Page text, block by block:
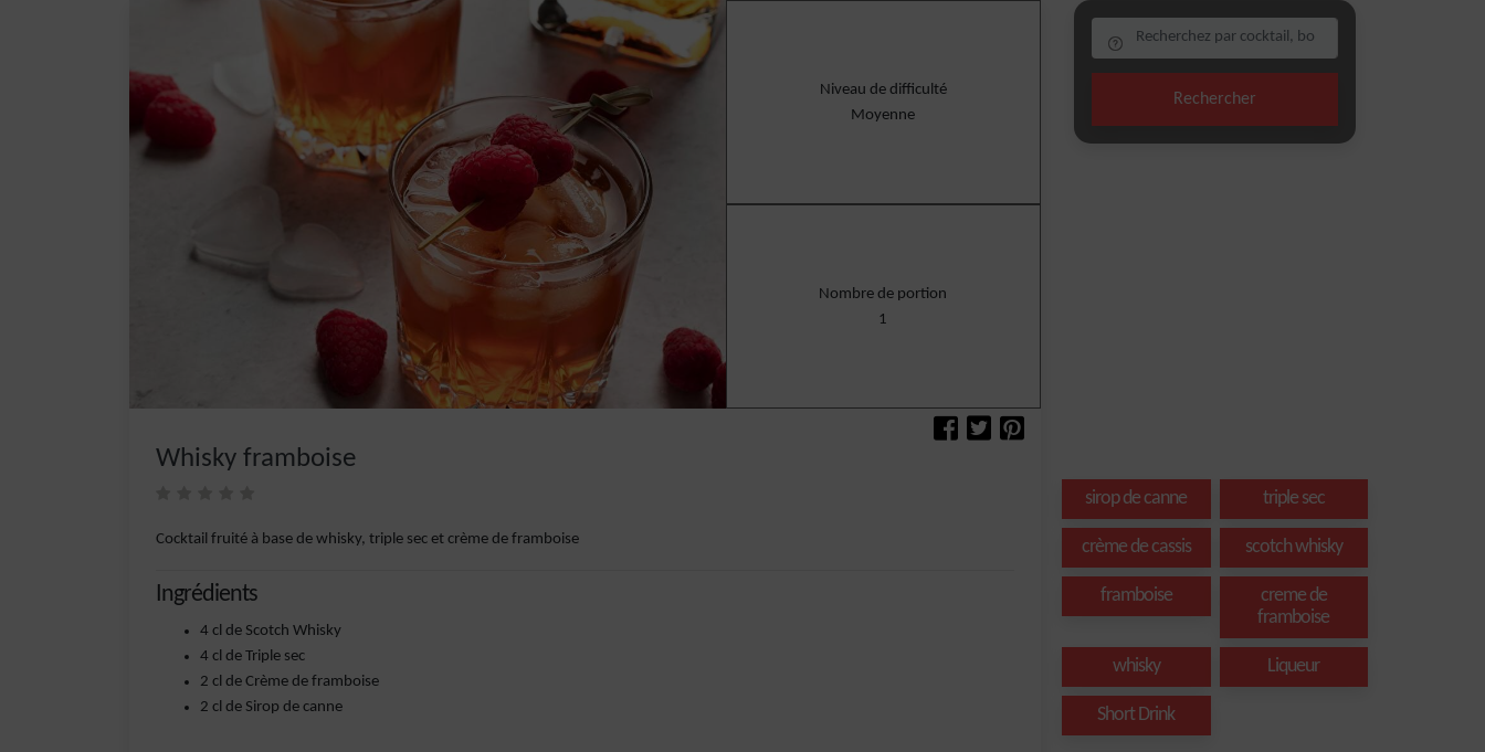
Niveau de difficulté
Moyenne
Nombre de portion
1
Whisky framboise
Cocktail fruité à base de whisky, triple sec et crème de framboise
Ingrédients
4 cl de Scotch Whisky
4 cl de Triple sec
2 cl de Crème de framboise
2 cl de Sirop de canne
Rechercher
sirop de canne triple sec
crème de cassis scotch whisky
framboise
creme de
framboise
whisky Liqueur
Short Drink